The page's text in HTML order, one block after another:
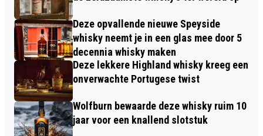
Deze opvallende nieuwe Speyside
whisky neemt je in een glas mee door 5
decennia whisky maken
Deze lekkere Highland whisky kreeg een
onverwachte Portugese twist
Wolfburn bewaarde deze whisky ruim 10
jaar voor een knallend slotstuk